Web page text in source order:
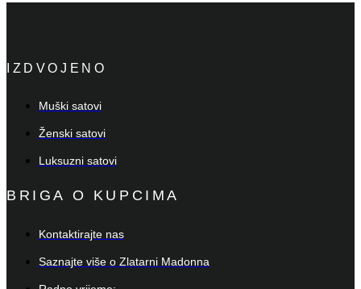
IZDVOJENO
Muški satovi
Ženski satovi
Luksuzni satovi
BRIGA O KUPCIMA
Kontaktirajte nas
Saznajte više o Zlatarni Madonna